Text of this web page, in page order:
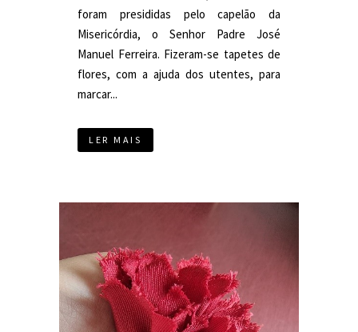
foram presididas pelo capelão da
Misericórdia, o Senhor Padre José
Manuel Ferreira. Fizeram-se tapetes de
flores, com a ajuda dos utentes, para
marcar...
LER MAIS